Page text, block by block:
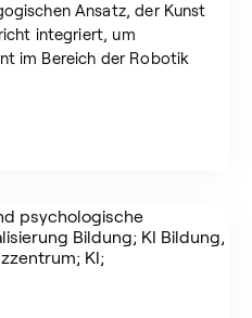
Ansatz, der Kunst
integriert, um
im Bereich der Robotik